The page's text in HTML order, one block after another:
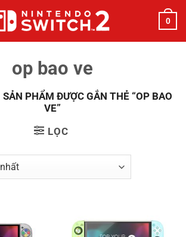
0
op bao ve
SẢN PHẨM ĐƯỢC GẮN THẺ “OP BAO
VE”
LỌC